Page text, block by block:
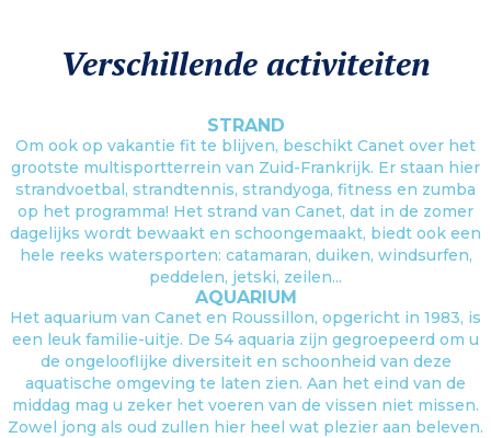
Verschillende activiteiten
STRAND
Om ook op vakantie fit te blijven, beschikt Canet over het
grootste multisportterrein van Zuid-Frankrijk. Er staan hier
strandvoetbal, strandtennis, strandyoga, fitness en zumba
op het programma! Het strand van Canet, dat in de zomer
dagelijks wordt bewaakt en schoongemaakt, biedt ook een
hele reeks watersporten: catamaran, duiken, windsurfen,
peddelen, jetski, zeilen...
AQUARIUM
Het aquarium van Canet en Roussillon, opgericht in 1983, is
een leuk familie-uitje. De 54 aquaria zijn gegroepeerd om u
de ongelooflijke diversiteit en schoonheid van deze
aquatische omgeving te laten zien. Aan het eind van de
middag mag u zeker het voeren van de vissen niet missen.
Zowel jong als oud zullen hier heel wat plezier aan beleven.